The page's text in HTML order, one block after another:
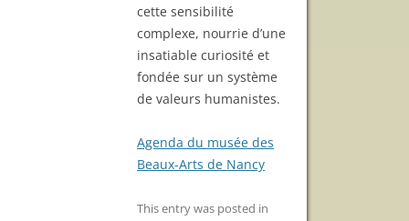
cette sensibilité
complexe, nourrie d’une
insatiable curiosité et
fondée sur un système
de valeurs humanistes.
Agenda du musée des
Beaux-Arts de Nancy
This entry was posted in